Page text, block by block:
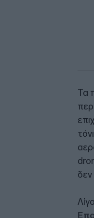
Τα